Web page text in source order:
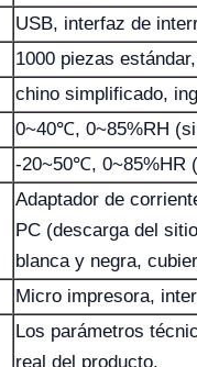
USB, interfaz de
1000 piezas
chino simplificado,
0~40℃, 0~85%RH
-20~50℃, 0~85%HR
Adaptador de
PC (descarga del
blanca y negra,
Micro impresora,
Los parámetros
real del producto.